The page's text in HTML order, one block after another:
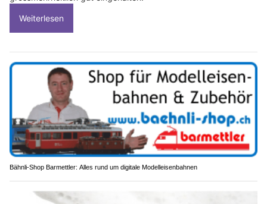
Weiterlesen
Bähnli-Shop Barmettler: Alles rund um digitale Modelleisenbahnen